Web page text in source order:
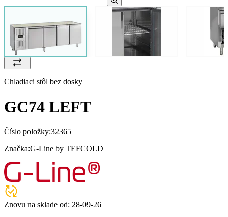
Chladiaci stôl bez dosky
GC74 LEFT
Číslo položky:32365
Značka:G-Line by TEFCOLD
Znovu na sklade od: 28-09-26